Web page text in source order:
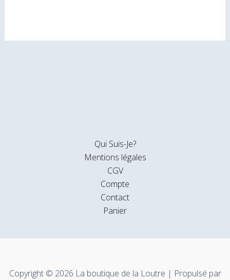
Qui Suis-Je?
Mentions légales
CGV
Compte
Contact
Panier
Copyright © 2026 La boutique de la Loutre | Propulsé par